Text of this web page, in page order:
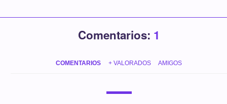
Comentarios: 1
COMENTARIOS + VALORADOS AMIGOS